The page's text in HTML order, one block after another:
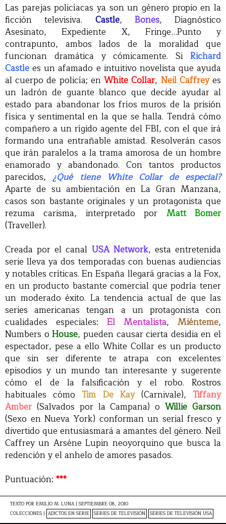
Las parejas policíacas ya son un género propio en la
ficción televisiva. Castle, Bones, Diagnóstico
Asesinato, Expediente X, Fringe…Punto y
contrapunto, ambos lados de la moralidad que
funcionan dramática y cómicamente. Si Richard
Castle es un afamado e intuitivo novelista que ayuda
al cuerpo de policía; enWhite Collar, Neil Caffreyes
un ladrón de guante blanco que decide ayudar al
estado para abandonar los fríos muros de la prisión
física y sentimental en la que se halla. Tendrá cómo
compañero a un rígido agente del FBI, con el que irá
formando una entrañable amistad. Resolverán casos
que irán paralelos a la trama amorosa de un hombre
enamorado y abandonado. Con tantos productos
parecidos,¿Qué tiene White Collar de especial?
Aparte de su ambientación en La Gran Manzana,
casos son bastante originales y un protagonista que
rezuma carisma, interpretado por Matt Bomer
(Traveller).
Creada por el canal USA Network, esta entretenida
serie lleva ya dos temporadas con buenas audiencias
y notables críticas. En España llegará gracias a la Fox,
en un producto bastante comercial que podría tener
un moderado éxito. La tendencia actual de que las
series americanas tengan a un protagonista con
cualidades especiales: El Mentalista, Miénteme,
Numbers oHouse, pueden causar cierta desidia en el
espectador, pese a ello White Collar es un producto
que sin ser diferente te atrapa con excelentes
episodios y un mundo tan interesante y sugerente
cómo el de la falsificación y el robo. Rostros
habituales cómoTim De Kay(Carnivale),Tiffany
Amber(Salvados por la Campana) oWillie Garson
(Sexo en Nueva York) conforman un serial fresco y
divertido que entusiasmará a amantes del género. Neil
Caffrey un Arséne Lupin neoyorquino que busca la
redención y el anhelo de amores pasados.
Puntuación: ***
TEXTO POR EMILIO M. LUNA | SEPTIEMBRE 08, 2010
COLECCIONES | ADICTOS EN SERIE SERIES DE TELEVISIÓN SERIES DE TELEVISIÓN USA